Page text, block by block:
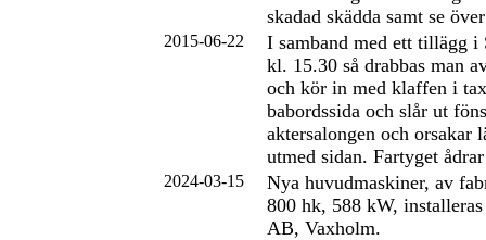
skadad skädda samt se
2015-06-22
I samband med ett tillägg i
kl. 15.30 så drabbas man
och kör in med klaffen i
babordssida och slår ut
aktersalongen och orsakar
utmed sidan. Fartyget
2024-03-15
Nya huvudmaskiner, av
800 hk, 588 kW,
AB, Vaxholm.